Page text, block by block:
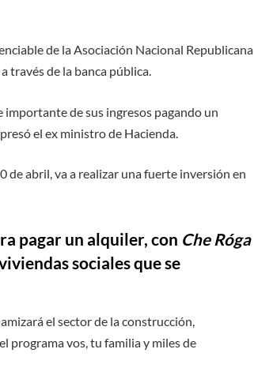
de la Asociación Nacional Republicana
través de la banca pública.
importante de sus ingresos pagando un
el ex ministro de Hacienda.
de abril, va a realizar una fuerte inversión en
pagar un alquiler, con Che Róga
sociales que se
el sector de la construcción,
programa vos, tu familia y miles de